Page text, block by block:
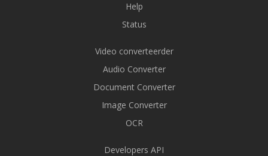
Help
Status
Video converteerder
Audio Converter
Document Converter
Image Converter
OCR
Developers API